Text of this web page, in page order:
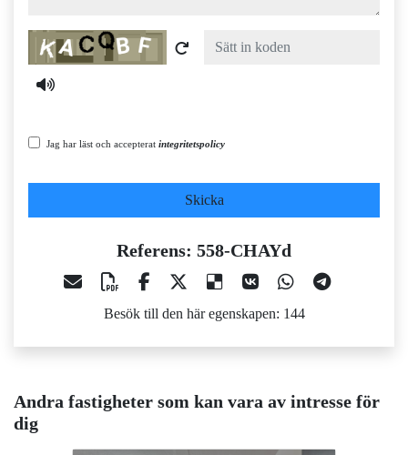
Captcha
Jag har läst och accepterat integritetspolicy
Skicka
Referens: 558-CHAYd
Besök till den här egenskapen: 144
Andra fastigheter som kan vara av intresse för
dig